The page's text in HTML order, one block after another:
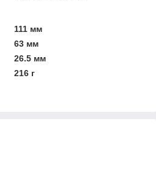
111 мм
63 мм
26.5 мм
216 г